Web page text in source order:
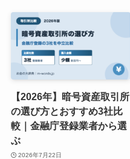
【2026年】暗号資産取引所
の選び方とおすすめ3社比
較｜金融庁登録業者から選
ぶ
2026年7月22日